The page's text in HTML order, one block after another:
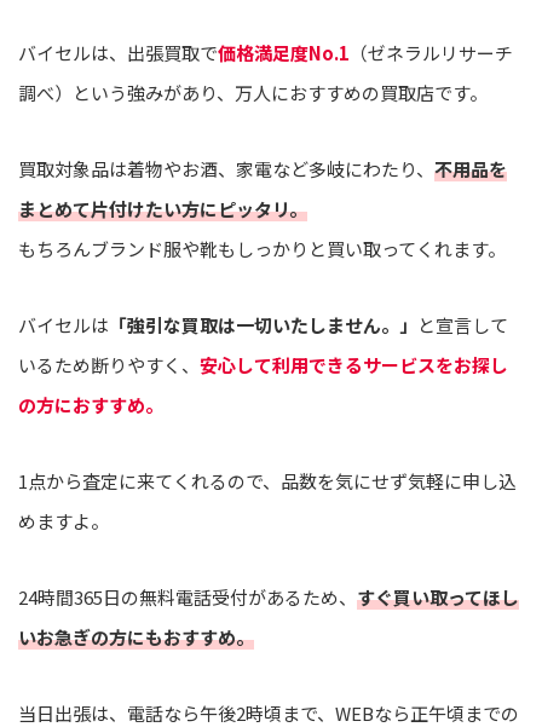
バイセルは、出張買取で価格満足度No.1 （ゼネラルリサーチ
調べ）という強みがあり、万人におすすめの買取店です。
買取対象品は着物やお酒、家電など多岐にわたり、 不用品を
まとめて片付けたい方にピッタリ。
もちろんブランド服や靴もしっかりと買い取ってくれます。
バイセルは 「強引な買取は一切いたしません。」 と宣言して
いるため断りやすく、 安心して利用できるサービスをお探し
の方におすすめ。
1点から査定に来てくれるので、品数を気にせず気軽に申し込
めますよ。
24時間365日の無料電話受付があるため、 すぐ買い取ってほし
いお急ぎの方にもおすすめ。
当日出張は、電話なら午後2時頃まで、WEBなら正午頃までの